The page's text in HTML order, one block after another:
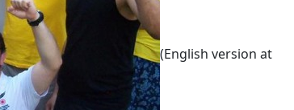
(English version at